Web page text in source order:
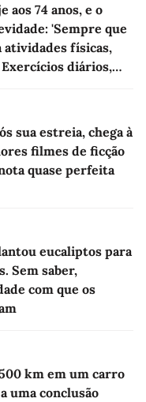
aos 74 anos, e o
'Sempre que
atividades físicas,
diários,
sua estreia, chega à
filmes de ficção
quase perfeita
eucaliptos para
Sem saber,
com que os
km em um carro
uma conclusão